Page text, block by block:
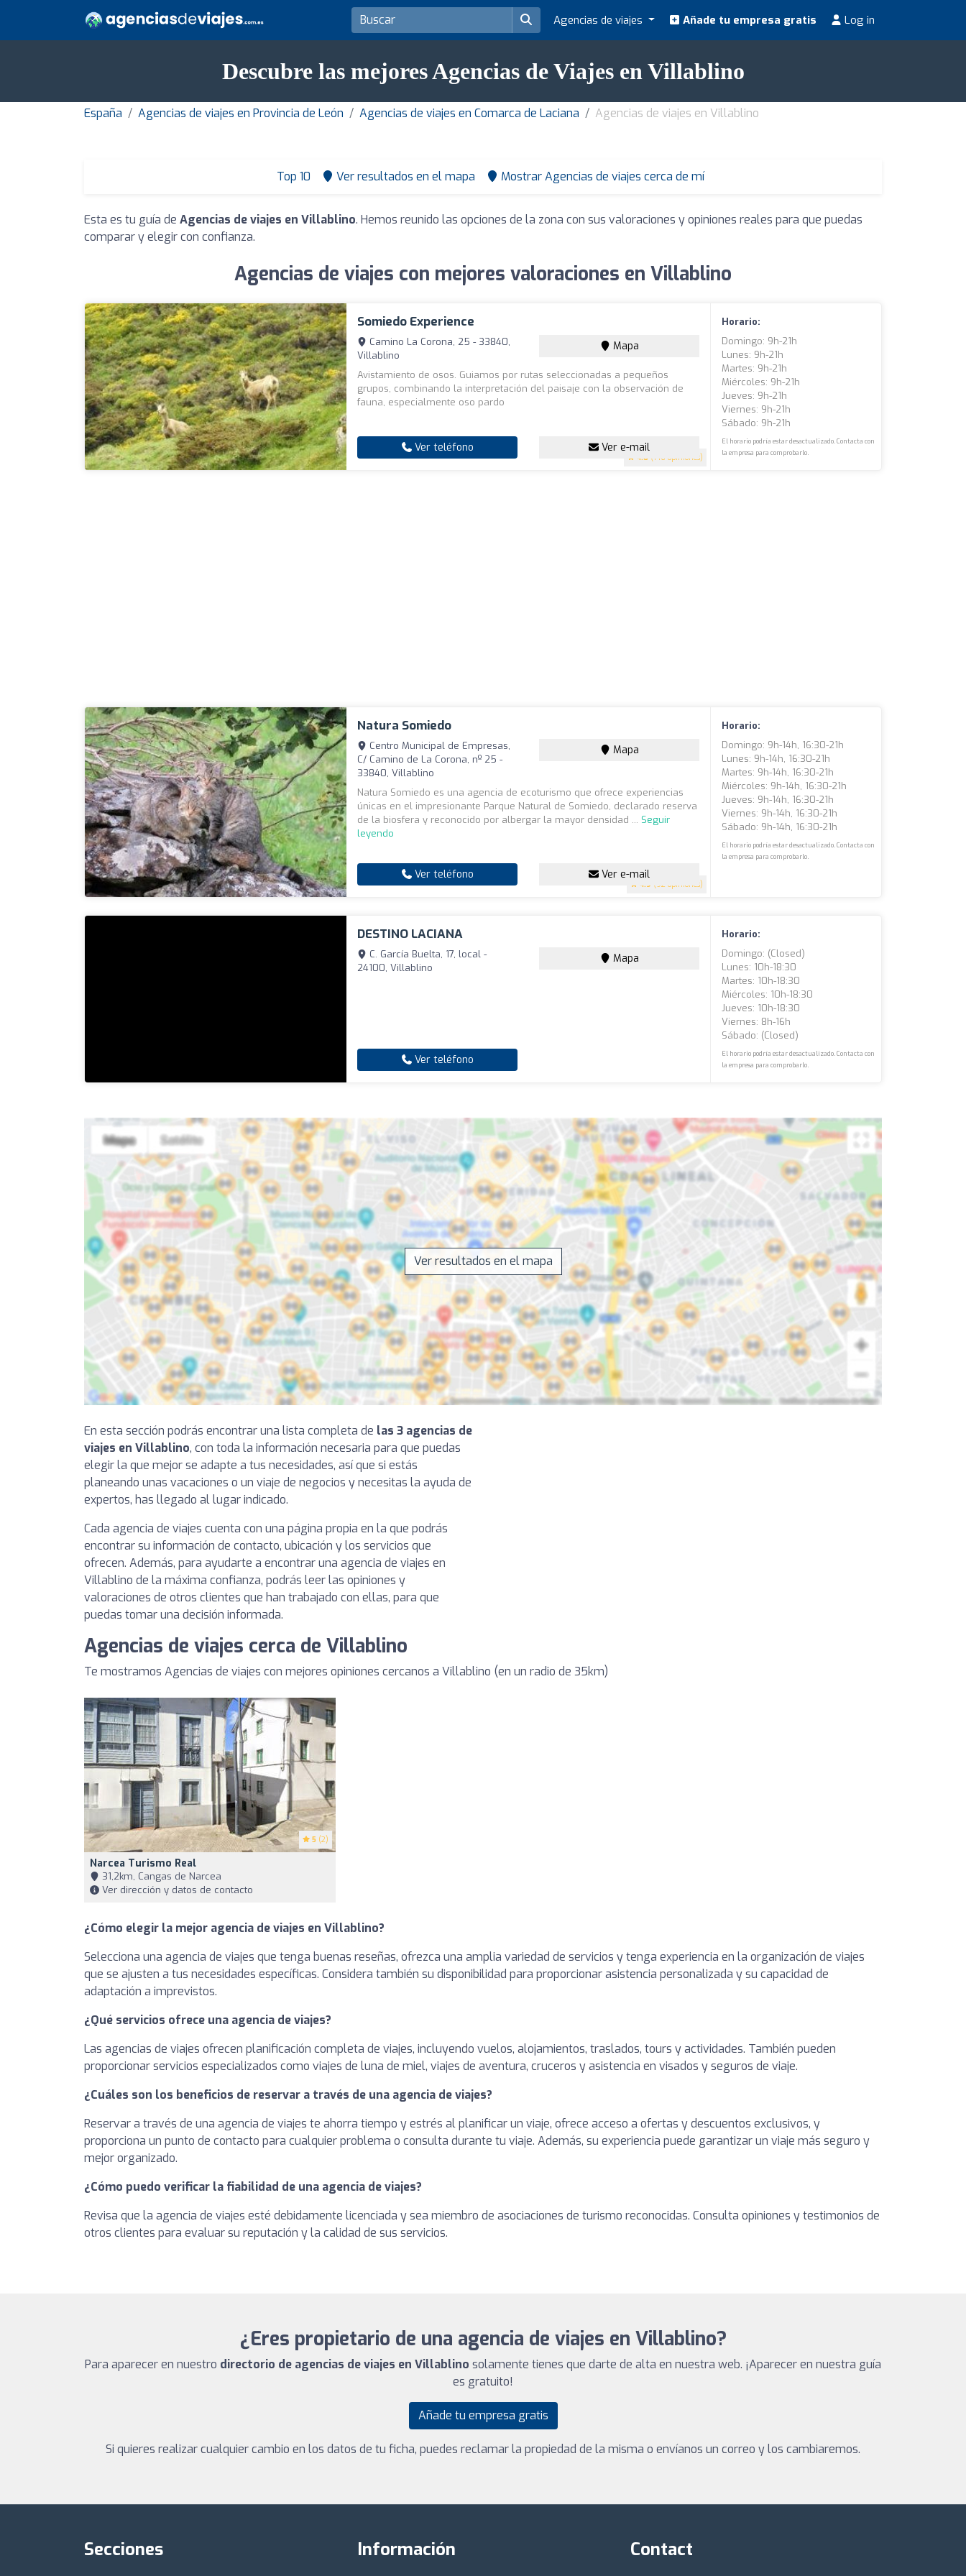
Agencias de viajes Añade tu empresa gratis Log in
Descubre las mejores Agencias de Viajes en Villablino
España Agencias de viajes en Provincia de León Agencias de viajes en Comarca de Laciana Agencias de viajes en Villablino
Top 10 Ver resultados en el mapa Mostrar Agencias de viajes cerca de mí
Esta es tu guía de Agencias de viajes en Villablino. Hemos reunido las opciones de la zona con sus valoraciones y opiniones reales para que puedas
comparar y elegir con confianza.
Agencias de viajes con mejores valoraciones en Villablino
Somiedo Experience
4.8 (146 opiniones)
Camino La Corona, 25 - 33840,
Villablino
Mapa
Avistamiento de osos. Guiamos por rutas seleccionadas a pequeños
grupos, combinando la interpretación del paisaje con la observación de
fauna, especialmente oso pardo
Ver teléfono Ver e-mail
Horario:
Domingo: 9h-21h
Lunes: 9h-21h
Martes: 9h-21h
Miércoles: 9h-21h
Jueves: 9h-21h
Viernes: 9h-21h
Sábado: 9h-21h
El horario podría estar desactualizado. Contacta con
la empresa para comprobarlo.
Natura Somiedo
4.9 (92 opiniones)
Centro Municipal de Empresas,
C/ Camino de La Corona, nº 25 -
33840, Villablino
Mapa
Natura Somiedo es una agencia de ecoturismo que ofrece experiencias
únicas en el impresionante Parque Natural de Somiedo, declarado reserva
de la biosfera y reconocido por albergar la mayor densidad ... Seguir
leyendo
Ver teléfono Ver e-mail
Horario:
Domingo: 9h-14h, 16:30-21h
Lunes: 9h-14h, 16:30-21h
Martes: 9h-14h, 16:30-21h
Miércoles: 9h-14h, 16:30-21h
Jueves: 9h-14h, 16:30-21h
Viernes: 9h-14h, 16:30-21h
Sábado: 9h-14h, 16:30-21h
El horario podría estar desactualizado. Contacta con
la empresa para comprobarlo.
DESTINO LACIANA
C. García Buelta, 17, local -
24100, Villablino
Mapa
Ver teléfono
Horario:
Domingo: (closed)
Lunes: 10h-18:30
Martes: 10h-18:30
Miércoles: 10h-18:30
Jueves: 10h-18:30
Viernes: 8h-16h
Sábado: (closed)
El horario podría estar desactualizado. Contacta con
la empresa para comprobarlo.
Ver resultados en el mapa
En esta sección podrás encontrar una lista completa de las 3 agencias de
viajes en Villablino, con toda la información necesaria para que puedas
elegir la que mejor se adapte a tus necesidades, así que si estás
planeando unas vacaciones o un viaje de negocios y necesitas la ayuda de
expertos, has llegado al lugar indicado.
Cada agencia de viajes cuenta con una página propia en la que podrás
encontrar su información de contacto, ubicación y los servicios que
ofrecen. Además, para ayudarte a encontrar una agencia de viajes en
Villablino de la máxima confianza, podrás leer las opiniones y
valoraciones de otros clientes que han trabajado con ellas, para que
puedas tomar una decisión informada.
Agencias de viajes cerca de Villablino
Te mostramos Agencias de viajes con mejores opiniones cercanos a Villablino (en un radio de 35km)
5 (2)
Narcea Turismo Real
31,2km, Cangas de Narcea
Ver dirección y datos de contacto
¿Cómo elegir la mejor agencia de viajes en Villablino?
Selecciona una agencia de viajes que tenga buenas reseñas, ofrezca una amplia variedad de servicios y tenga experiencia en la organización de viajes
que se ajusten a tus necesidades específicas. Considera también su disponibilidad para proporcionar asistencia personalizada y su capacidad de
adaptación a imprevistos.
¿Qué servicios ofrece una agencia de viajes?
Las agencias de viajes ofrecen planificación completa de viajes, incluyendo vuelos, alojamientos, traslados, tours y actividades. También pueden
proporcionar servicios especializados como viajes de luna de miel, viajes de aventura, cruceros y asistencia en visados y seguros de viaje.
¿Cuáles son los beneficios de reservar a través de una agencia de viajes?
Reservar a través de una agencia de viajes te ahorra tiempo y estrés al planificar un viaje, ofrece acceso a ofertas y descuentos exclusivos, y
proporciona un punto de contacto para cualquier problema o consulta durante tu viaje. Además, su experiencia puede garantizar un viaje más seguro y
mejor organizado.
¿Cómo puedo verificar la fiabilidad de una agencia de viajes?
Revisa que la agencia de viajes esté debidamente licenciada y sea miembro de asociaciones de turismo reconocidas. Consulta opiniones y testimonios de
otros clientes para evaluar su reputación y la calidad de sus servicios.
¿Eres propietario de una agencia de viajes en Villablino?
Para aparecer en nuestro directorio de agencias de viajes en Villablino solamente tienes que darte de alta en nuestra web. ¡Aparecer en nuestra guía
es gratuito!
Añade tu empresa gratis
Si quieres realizar cualquier cambio en los datos de tu ficha, puedes reclamar la propiedad de la misma o envíanos un correo y los cambiaremos.
Secciones Información Contact